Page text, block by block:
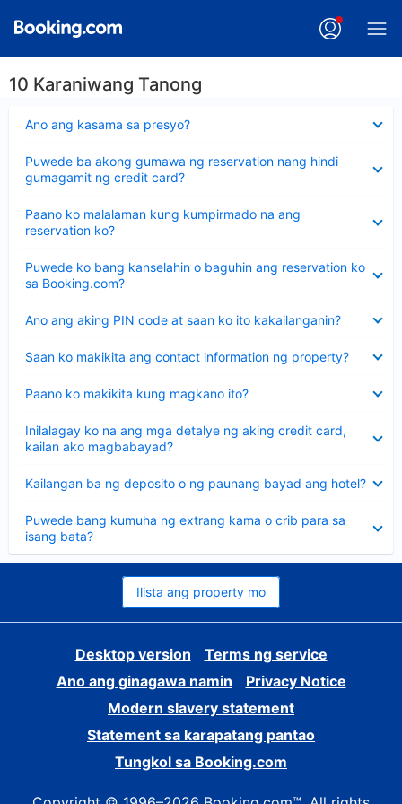
10 Karaniwang Tanong
Ano ang kasama sa presyo?
ang
Puwede ba akong gumawa ng reservation nang hindi
gumagamit ng credit card?
ang
sagot
Paano ko malalaman kung kumpirmado na ang
reservation ko?
ang
sagot
Puwede ko bang kanselahin o baguhin ang reservation ko
sa Booking.com?
ang
sagot
Ano ang aking PIN code at saan ko ito kakailanganin?
ang
Saan ko makikita ang contact information ng property?
ang
Paano ko makikita kung magkano ito?
ang
Inilalagay ko na ang mga detalye ng aking credit card,
kailan ako magbabayad?
ang
sagot
Kailangan ba ng deposito o ng paunang bayad ang hotel?
ang
Puwede bang kumuha ng extrang kama o crib para sa
isang bata?
ang
sagot
Ilista ang property mo
Desktop version
Terms ng service
Ano ang ginagawa namin
Privacy Notice
Modern slavery statement
Statement sa karapatang pantao
Tungkol sa Booking.com